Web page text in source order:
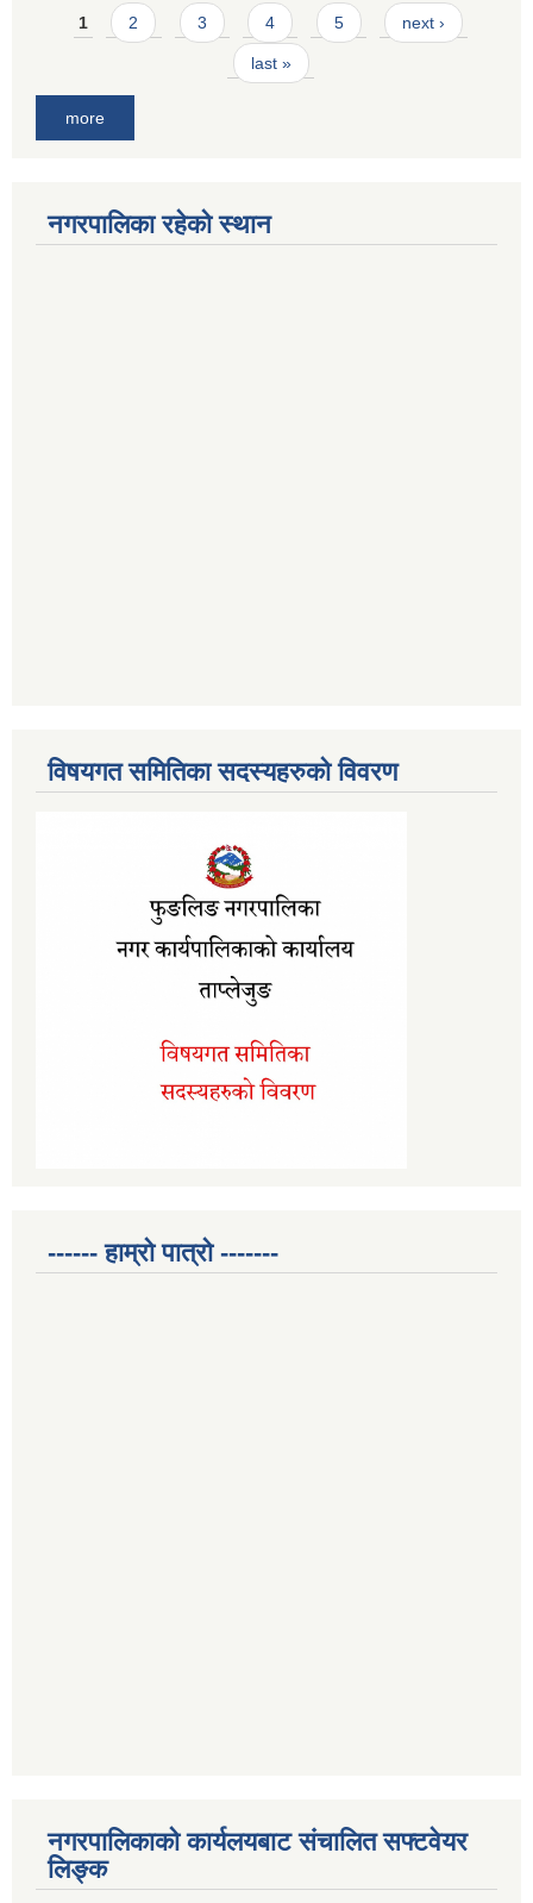
Pages
1 2 3 4 5 next ›
last »
more
नगरपालिका रहेको स्थान
विषयगत समितिका सदस्यहरुको विवरण
------ हाम्रो पात्रो -------
नगरपालिकाको कार्यलयबाट संचालित सफ्टवेयर
लिङ्क